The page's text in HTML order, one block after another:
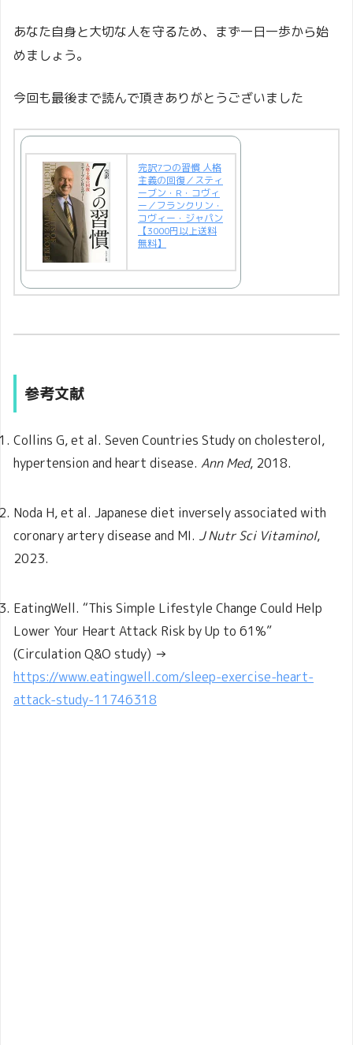
あなた自身と大切な人を守るため、まず一日一歩から始
めましょう。
今回も最後まで読んで頂きありがとうございました
完訳7つの習慣 人格
主義の回復／スティ
ーブン・R・コヴィ
ー／フランクリン・
コヴィー・ジャパン
【3000円以上送料
無料】
参考文献
Collins G, et al. Seven Countries Study on cholesterol,
hypertension and heart disease. Ann Med, 2018.
Noda H, et al. Japanese diet inversely associated with
coronary artery disease and MI. J Nutr Sci Vitaminol,
2023.
EatingWell. “This Simple Lifestyle Change Could Help
Lower Your Heart Attack Risk by Up to 61%”
(Circulation Q&O study) →
https://www.eatingwell.com/sleep-exercise-heart-
attack-study-11746318